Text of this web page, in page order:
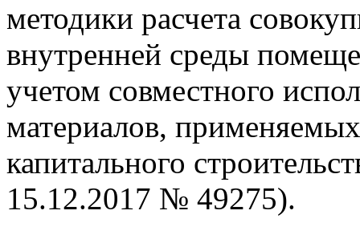
методики расчета
внутренней среды
учетом совместного
материалов,
капитального
15.12.2017 № 49275).